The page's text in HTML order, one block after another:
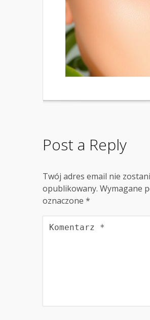
Post a Reply
Twój adres email nie
opublikowany. Wymagane
oznaczone *